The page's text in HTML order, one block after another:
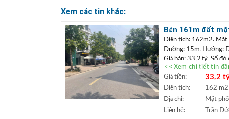
Xem các tin khác:
Bán 161m đất
doanh
Diện tích: 162m2. Mặt
Đường: 15m. Hướng:
Giá bán: 33,2 tỷ. Sổ
Vị trí: Lôđất nằm mặt
mặt tiền rộng, có thể
thoáng, gần hồ điều
+++ Liên hệ xem đất
+ TRẦN ĐỨC
Lâm.
<< Xem chi tiết tin
Giá tiền:
33,2 tỷ
Diện tích:
162 m2
Địa chỉ:
Mặt
Liên hệ:
Trần